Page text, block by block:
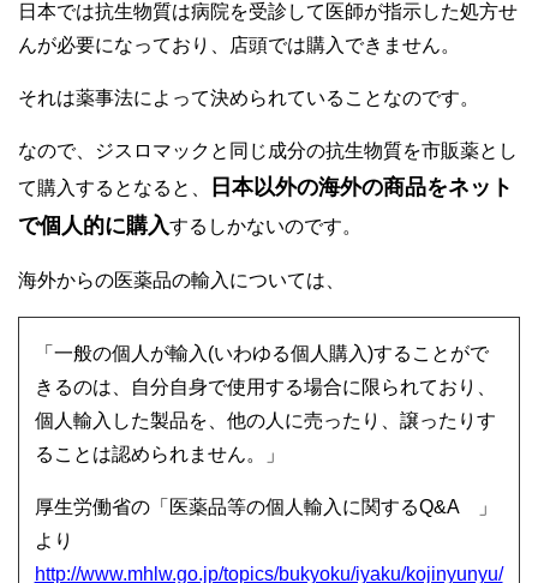
日本では抗生物質は病院を受診して医師が指示した処方せ
んが必要になっており、店頭では購入できません。
それは薬事法によって決められていることなのです。
なので、ジスロマックと同じ成分の抗生物質を市販薬とし
て購入するとなると、
日本以外の海外の商品をネット
で個人的に購入するしかないのです。
海外からの医薬品の輸入については、
「一般の個人が輸入(いわゆる個人購入)することがで
きるのは、自分自身で使用する場合に限られており、
個人輸入した製品を、他の人に売ったり、譲ったりす
ることは認められません。」
厚生労働省の「医薬品等の個人輸入に関するQ&A 」
より
http://www.mhlw.go.jp/topics/bukyoku/iyaku/kojinyunyu/